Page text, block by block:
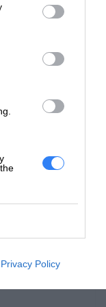
Privacy Policy
i
wydajnym
oraz
płynną pracę
jak
linii